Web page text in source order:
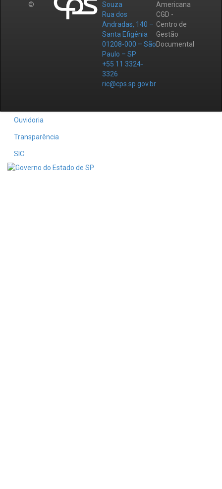
©
Souza
Rua dos
Andradas, 140 –
Santa Efigênia
01208-000 – São
Paulo – SP
+55 11 3324-
3326
ric@cps.sp.gov.br
Americana
CGD -
Centro de
Gestão
Documental
Ouvidoria
Transparência
SIC